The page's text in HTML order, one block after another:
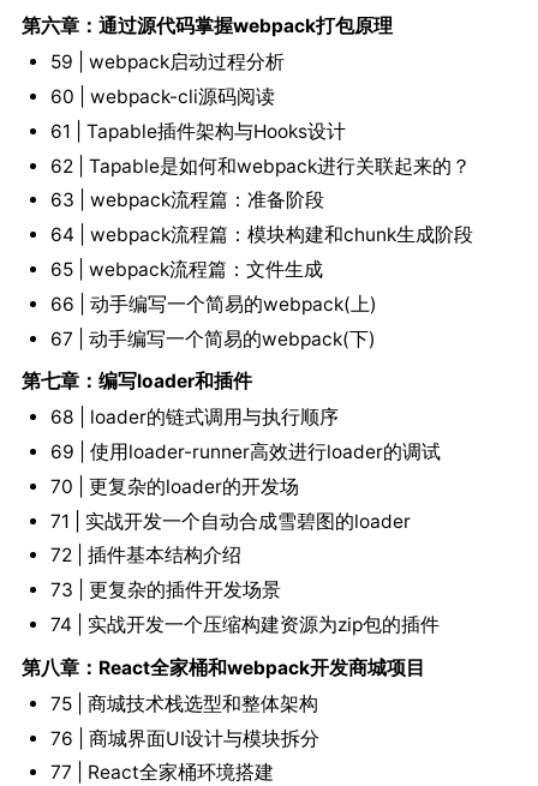
第六章：通过源代码掌握webpack打包原理
59 | webpack启动过程分析
60 | webpack-cli源码阅读
61 | Tapable插件架构与Hooks设计
62 | Tapable是如何和webpack进行关联起来的？
63 | webpack流程篇：准备阶段
64 | webpack流程篇：模块构建和chunk生成阶段
65 | webpack流程篇：文件生成
66 | 动手编写一个简易的webpack(上)
67 | 动手编写一个简易的webpack(下)
第七章：编写loader和插件
68 | loader的链式调用与执行顺序
69 | 使用loader-runner高效进行loader的调试
70 | 更复杂的loader的开发场
71 | 实战开发一个自动合成雪碧图的loader
72 | 插件基本结构介绍
73 | 更复杂的插件开发场景
74 | 实战开发一个压缩构建资源为zip包的插件
第八章：React全家桶和webpack开发商城项目
75 | 商城技术栈选型和整体架构
76 | 商城界面UI设计与模块拆分
77 | React全家桶环境搭建